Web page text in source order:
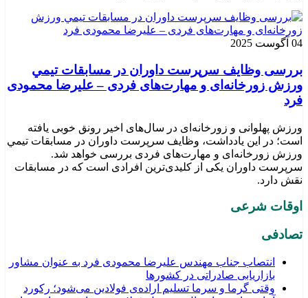
04 آگوست 2025
بررسی وظايف سرپرست داوران در مسابقات تیمي
ورزش زورخانه‌ای و مهارت‌های فردی – علیرضا محمودی
فرد
ورزش پهلوانی و زورخانه‌ای در سال‌های اخیر رونق خوبی یافته
است؛ در این یادداشت، وظایف سرپرست داوران در مسابقات تیمي
ورزش زورخانه‌ای و مهارت‌های فردی بررسی خواهد شد.
سرپرست داوران یکی از کلیدی‌ترین افرادی است که در مسابقات
نقش دارد.
اوقات شرعی
تصادفی
انتصاب جناب مهندس علیرضا محمودی فرد به عنوان مشاور
بازاریابی صادراتی در کشورها
وقتی گرما و سرما تسلیم اراده‌ی فولادین می‌شود؛ رکورد